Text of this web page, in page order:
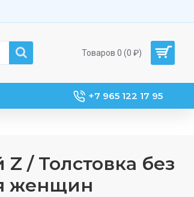
Товаров 0 (0 ₽)
+7 965 122 17 95
/ Толстовка без
женщин